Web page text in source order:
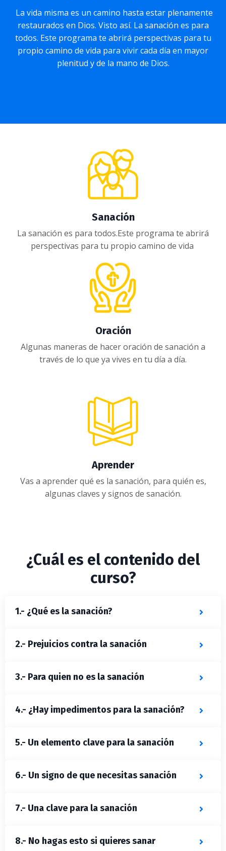
La vida misma es un camino hasta estar plenamente
restaurados en Dios. Visto así. La sanación es para
todos. Este programa te abrirá perspectivas para tu
propio camino de vida para vivir cada día en mayor
plenitud y de la mano de Dios.
Sanación
La sanación es para todos.Este programa te abrirá
perspectivas para tu propio camino de vida
Oración
Algunas maneras de hacer oración de sanación a
través de lo que ya vives en tu día a día.
Aprender
Vas a aprender qué es la sanación, para quién es,
algunas claves y signos de sanación.
¿Cuál es el contenido del
curso?
1.- ¿Qué es la sanación?
2.- Prejuicios contra la sanación
3.- Para quien no es la sanación
4.- ¿Hay impedimentos para la sanación?
5.- Un elemento clave para la sanación
6.- Un signo de que necesitas sanación
7.- Una clave para la sanación
8.- No hagas esto si quieres sanar